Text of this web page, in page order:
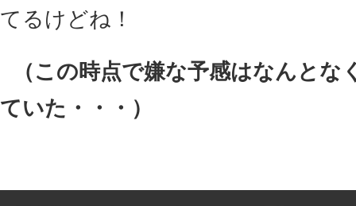
てるけどね！
（この時点で嫌な予感はなんとな
ていた・・・）